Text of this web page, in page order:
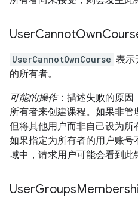
UserCannotOwn
UserCannotOwnCourse 表示
的所有者。
可能的操作：描述失败的原因
所有者来创建课程。如果非管
但将其他用户而非自己设为所
如果指定为所有者的用户账
域中，请求用户可能会看到此
UserGroups